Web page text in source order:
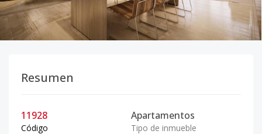
Resumen
11928
Código
Apartamentos
Tipo de inmueble